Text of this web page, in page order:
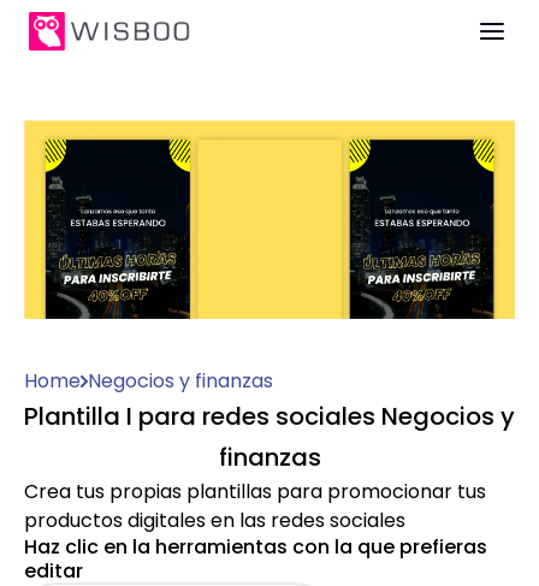
Home Negocios y finanzas
Plantilla I para redes sociales Negocios y
finanzas
Crea tus propias plantillas para promocionar tus
productos digitales en las redes sociales
Haz clic en la herramientas con la que prefieras
editar